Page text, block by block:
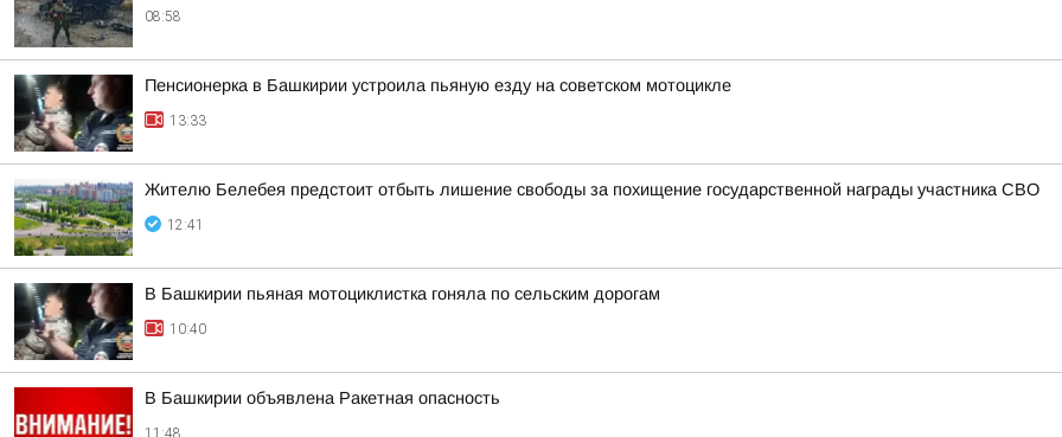
08:58
Пенсионерка в Башкирии устроила пьяную езду на советском мотоцикле
13:33
Жителю Белебея предстоит отбыть лишение свободы за похищение государственной награды участника СВО
12:41
В Башкирии пьяная мотоциклистка гоняла по сельским дорогам
10:40
В Башкирии объявлена Ракетная опасность
11:48